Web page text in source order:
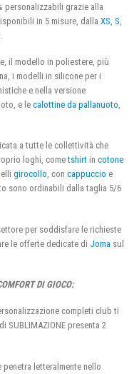
personalizzabili grazie alla
in 5 misure, dalla XS S
il modello in poliestere, più
i modelli in silicone per i
e nella versione
e le calottine da pallanuoto,
a tutte le collettività che
loghi, cometshirt in cotone
girocollo, con cappuccio e
sono ordinabili dalla taglia 5/6
per soddisfare le richieste
le offerte dedicate di Joma sul
DI GIOCO:
completi club ti
SUBLIMAZIONE presenta 2
letteralmente nello